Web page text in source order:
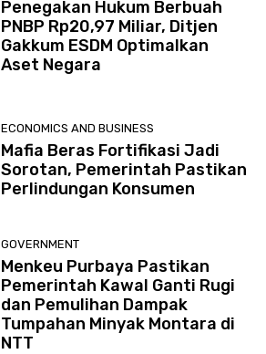
Penegakan Hukum Berbuah
PNBP Rp20,97 Miliar, Ditjen
Gakkum ESDM Optimalkan
Aset Negara
ECONOMICS AND BUSINESS
Mafia Beras Fortifikasi Jadi
Sorotan, Pemerintah Pastikan
Perlindungan Konsumen
GOVERNMENT
Menkeu Purbaya Pastikan
Pemerintah Kawal Ganti Rugi
dan Pemulihan Dampak
Tumpahan Minyak Montara di
NTT